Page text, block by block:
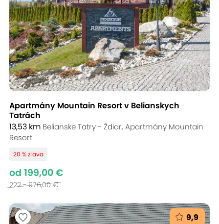
Apartmány Mountain Resort v Belianskych
Tatrách
13,53 km Belianske Tatry - Ždiar, Apartmány Mountain
Resort
20 % zľava
od 199,00 €
222 - 976,00 €
9,9